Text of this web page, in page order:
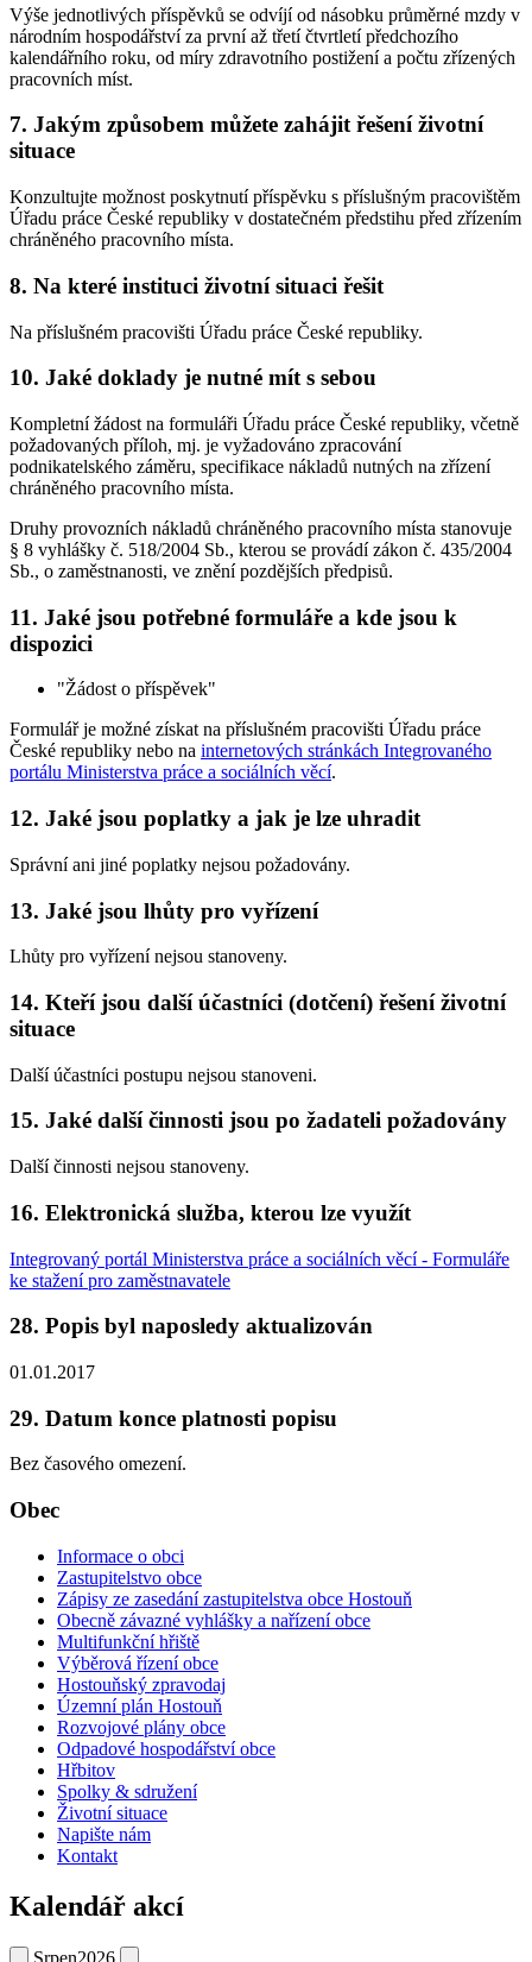
Výše jednotlivých příspěvků se odvíjí od násobku průměrné mzdy v
národním hospodářství za první až třetí čtvrtletí předchozího
kalendářního roku, od míry zdravotního postižení a počtu zřízených
pracovních míst.
7. Jakým způsobem můžete zahájit řešení životní
situace
Konzultujte možnost poskytnutí příspěvku s příslušným pracovištěm
Úřadu práce České republiky v dostatečném předstihu před zřízením
chráněného pracovního místa.
8. Na které instituci životní situaci řešit
Na příslušném pracovišti Úřadu práce České republiky.
10. Jaké doklady je nutné mít s sebou
Kompletní žádost na formuláři Úřadu práce České republiky, včetně
požadovaných příloh, mj. je vyžadováno zpracování
podnikatelského záměru, specifikace nákladů nutných na zřízení
chráněného pracovního místa.
Druhy provozních nákladů chráněného pracovního místa stanovuje
§ 8 vyhlášky č. 518/2004 Sb., kterou se provádí zákon č. 435/2004
Sb., o zaměstnanosti, ve znění pozdějších předpisů.
11. Jaké jsou potřebné formuláře a kde jsou k
dispozici
"Žádost o příspěvek"
Formulář je možné získat na příslušném pracovišti Úřadu práce
České republiky nebo na internetových stránkách Integrovaného
portálu Ministerstva práce a sociálních věcí.
12. Jaké jsou poplatky a jak je lze uhradit
Správní ani jiné poplatky nejsou požadovány.
13. Jaké jsou lhůty pro vyřízení
Lhůty pro vyřízení nejsou stanoveny.
14. Kteří jsou další účastníci (dotčení) řešení životní
situace
Další účastníci postupu nejsou stanoveni.
15. Jaké další činnosti jsou po žadateli požadovány
Další činnosti nejsou stanoveny.
16. Elektronická služba, kterou lze využít
Integrovaný portál Ministerstva práce a sociálních věcí - Formuláře
ke stažení pro zaměstnavatele
28. Popis byl naposledy aktualizován
01.01.2017
29. Datum konce platnosti popisu
Bez časového omezení.
Obec
Informace o obci
Zastupitelstvo obce
Zápisy ze zasedání zastupitelstva obce Hostouň
Obecně závazné vyhlášky a nařízení obce
Multifunkční hřiště
Výběrová řízení obce
Hostouňský zpravodaj
Územní plán Hostouň
Rozvojové plány obce
Odpadové hospodářství obce
Hřbitov
Spolky & sdružení
Životní situace
Napište nám
Kontakt
Kalendář akcí
Srpen2026